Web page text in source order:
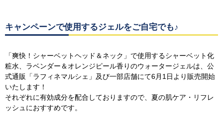
キャンペーンで使用するジェルをご自宅でも♪
「爽快！シャーベットヘッド＆ネック」で使用するシャーベット化
粧水、ラベンダー＆オレンジピール香りのウォータージェルは、公
式通販「ラフィネマルシェ」及び一部店舗にて6月1日より販売開始
いたします！
それぞれに有効成分を配合しておりますので、夏の肌ケア・リフレ
ッシュにおすすめです。